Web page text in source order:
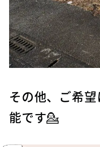
その他、ご希
能です💁